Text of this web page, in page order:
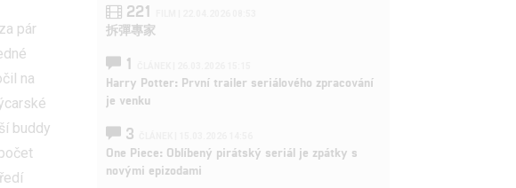
pár
na
buddy
221
拆彈專家
1
Harry Potter: První trailer seriálového zpracování
je venku
3
One Piece: Oblíbený pirátský seriál je zpátky s
novými epizodami